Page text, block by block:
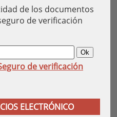
de los documentos
de verificación
de verificación
ELECTRÓNICO